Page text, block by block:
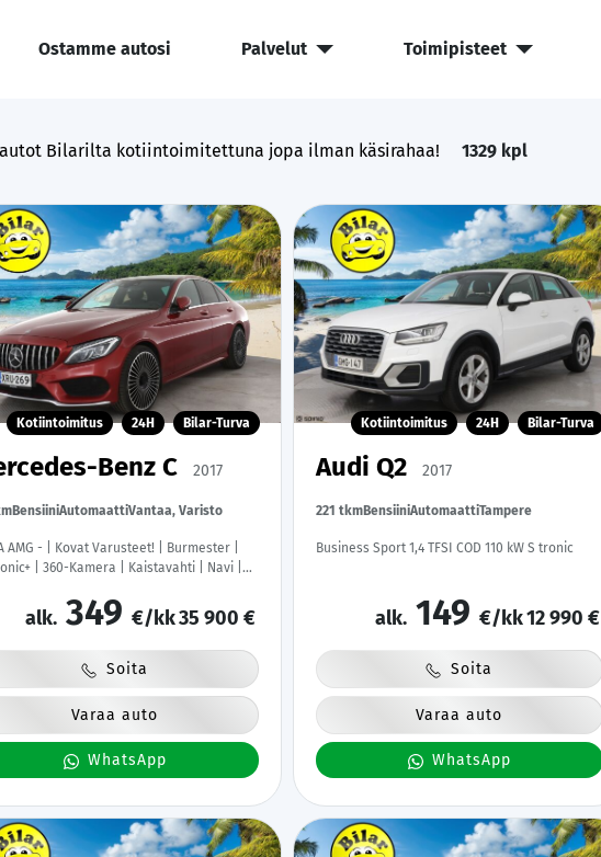
Ostamme autosi Palvelut Toimipisteet
Bilarilta kotiintoimitettuna jopa ilman käsirahaa! 1329 kpl
Kotiintoimitus 24H Bilar-Turva
Benz C 2017
BensiiniAutomaattiVantaa, Varisto
AMG - | Kovat Varusteet! | Burmester |
| 360-Kamera | Kaistavahti | Navi |
alk. 349 €/kk35 900 €
Soita
Varaa auto
WhatsApp
Kotiintoimitus 24H Bilar-Turva
Audi Q2 2017
221 tkmBensiiniAutomaattiTampere
Business Sport 1,4 TFSI COD 110 kW S tronic
alk. 149 €/kk12 990 €
Soita
Varaa auto
WhatsApp